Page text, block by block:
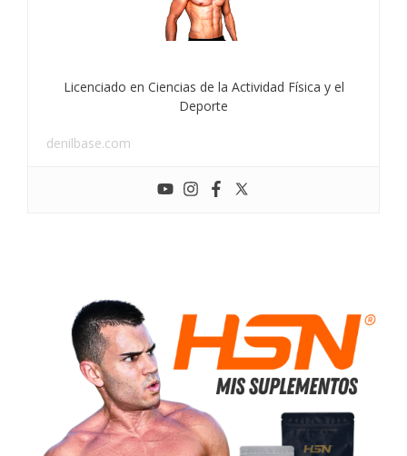
Licenciado en Ciencias de la Actividad Física y el
Deporte
denilbase.com